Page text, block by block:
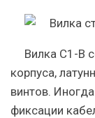
Вилка С1-B
корпуса,
винтов.
фиксации